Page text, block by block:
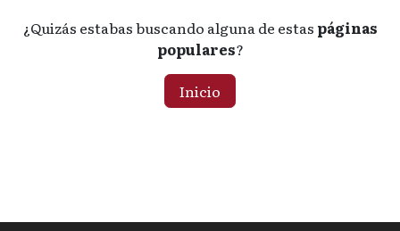
¿Quizás estabas buscando alguna de estas páginas
populares?
Inicio